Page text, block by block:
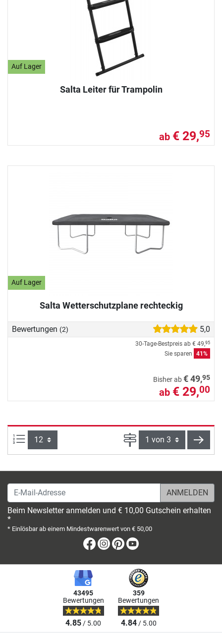
Auf Lager
Salta Leiter für Trampolin
ab € 29,95
Auf Lager
Salta Wetterschutzplane rechteckig
Bewertungen (2) 5,0
30-Tage-Bestpreis ab € 49,95
Sie sparen 41%
Bisher ab€ 49,95
ab € 29,00
Artikel pro Seite: Seite
E-Mail-Adresse
Beim Newsletter anmelden und € 10,00 Gutschein erhalten
*
* Einlösbar ab einem Mindestwarenwert von € 50,00
Facebook
Instagram
Pinterest
43495
Bewertungen
4.85/ 5.00
359
Bewertungen
4.84/ 5.00